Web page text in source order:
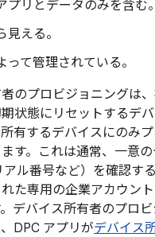
プリとデータのみを含む。
見える。
って管理されている。
のプロビジョニングは
状態にリセットするデ
有するデバイスにのみ
す。これは通常、一意
アル番号など）を確認す
た専用の企業アカウン
デバイス所有者のプロ
DPC アプリがデバイス